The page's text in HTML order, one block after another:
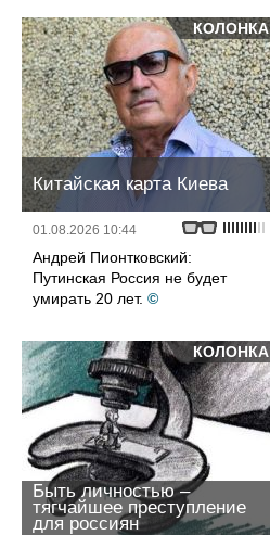
КОЛОНКА
Китайская карта Киева
01.08.2026 10:44
Андрей Пионтковский:
Путинская Россия не будет
умирать 20 лет. ©
КОЛОНКА
Быть личностью –
тягчайшее преступление
для россиян